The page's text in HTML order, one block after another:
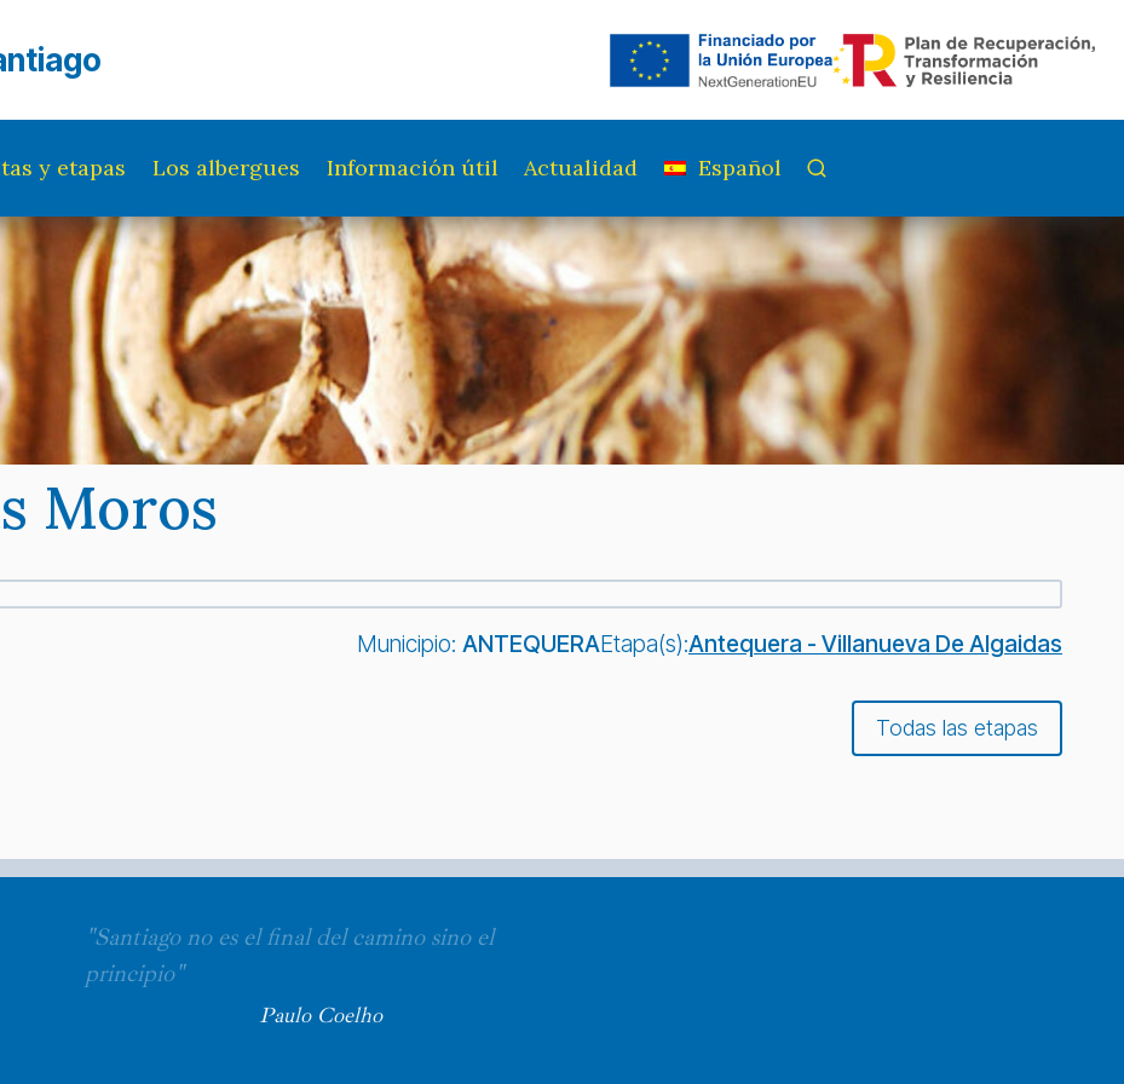
y etapas Los albergues Información útil Actualidad Español
Moros
Municipio: ANTEQUERAEtapa(s):Antequera - Villanueva De Algaidas
Todas las etapas
"Santiago no es el final del camino sino el
principio"
Paulo Coelho